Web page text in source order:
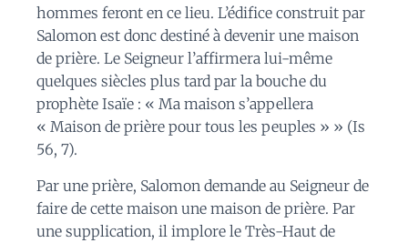
hommes feront en ce lieu. L’édifice construit par
Salomon est donc destiné à devenir une maison
de prière. Le Seigneur l’affirmera lui-même
quelques siècles plus tard par la bouche du
prophète Isaïe : « Ma maison s’appellera
« Maison de prière pour tous les peuples » » (Is
56, 7).
Par une prière, Salomon demande au Seigneur de
faire de cette maison une maison de prière. Par
une supplication, il implore le Très-Haut de